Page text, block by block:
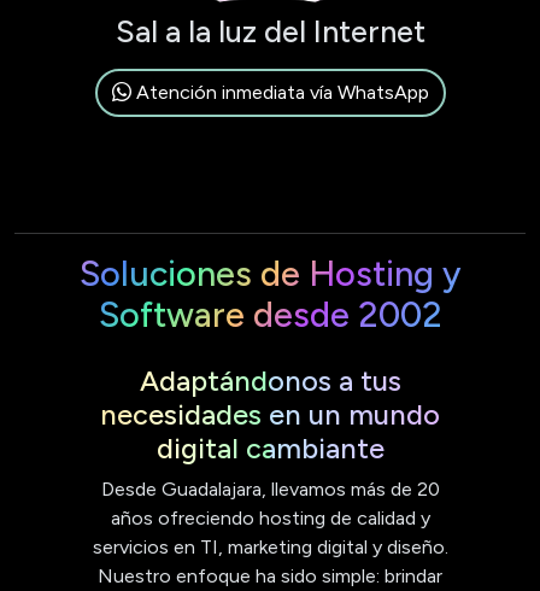
Sal a la luz del Internet
Atención inmediata vía WhatsApp
Soluciones de Hosting y
Software desde 2002
Adaptándonos a tus
necesidades en un mundo
digital cambiante
Desde Guadalajara, llevamos más de 20
años ofreciendo hosting de calidad y
servicios en TI, marketing digital y diseño.
Nuestro enfoque ha sido simple: brindar